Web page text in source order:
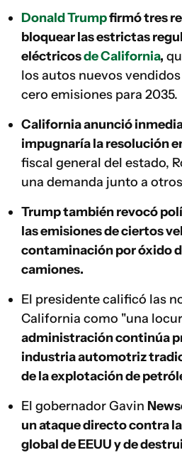
Donald Trumpfirmó tres
bloquear las estrictas
eléctricosde California,
los autos nuevos
cero emisiones para 2035.
California anunció
impugnaría la resolución
fiscal general del estado,
una demanda junto a
Trump también revocó políticas que limitaban
las emisiones de ciertos
contaminación por óxido
camiones.
El presidente calificó las normativas de
California como "una
administración continúa
industria automotriz
de la explotación de
El gobernador Gavin
un ataque directo contra
global de EEUU y de